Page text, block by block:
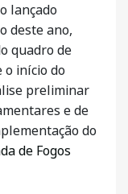
lançado
deste ano,
quadro de
o início do
preliminar
e de
do
de Fogos